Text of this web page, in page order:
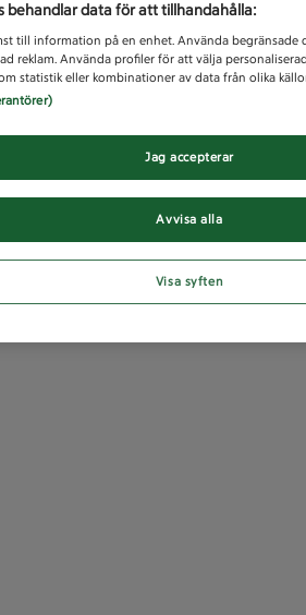
behandlar data för att tillhandahålla:
till information på en enhet. Använda begränsade
reklam. Använda profiler för att välja
statistik eller kombinationer av data från olika
Avvisa alla
Jag accepterar
Visa syften